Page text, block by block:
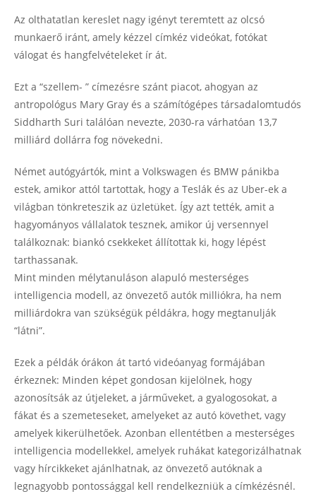
Az olthatatlan kereslet nagy igényt teremtett az olcsó
munkaerő iránt, amely kézzel címkéz videókat, fotókat
válogat és hangfelvételeket ír át.
Ezt a “szellem- ” címezésre szánt piacot, ahogyan az
antropológus Mary Gray és a számítógépes társadalomtudós
Siddharth Suri találóan nevezte, 2030-ra várhatóan 13,7
milliárd dollárra fog növekedni.
Német autógyártók, mint a Volkswagen és BMW pánikba
estek, amikor attól tartottak, hogy a Teslák és az Uber-ek a
világban tönkreteszik az üzletüket. Így azt tették, amit a
hagyományos vállalatok tesznek, amikor új versennyel
találkoznak: biankó csekkeket állítottak ki, hogy lépést
tarthassanak.
Mint minden mélytanuláson alapuló mesterséges
intelligencia modell, az önvezető autók milliókra, ha nem
milliárdokra van szükségük példákra, hogy megtanulják
“látni”.
Ezek a példák órákon át tartó videóanyag formájában
érkeznek: Minden képet gondosan kijelölnek, hogy
azonosítsák az útjeleket, a járműveket, a gyalogosokat, a
fákat és a szemeteseket, amelyeket az autó követhet, vagy
amelyek kikerülhetőek. Azonban ellentétben a mesterséges
intelligencia modellekkel, amelyek ruhákat kategorizálhatnak
vagy hírcikkeket ajánlhatnak, az önvezető autóknak a
legnagyobb pontossággal kell rendelkezniük a címkézésnél.